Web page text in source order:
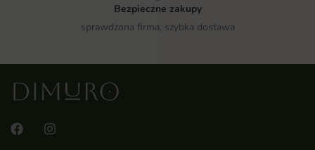
Bezpieczne zakupy
sprawdzona firma, szybka dostawa